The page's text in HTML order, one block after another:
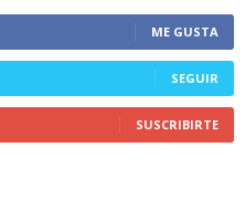
ME GUSTA
SEGUIR
SUSCRIBIRTE